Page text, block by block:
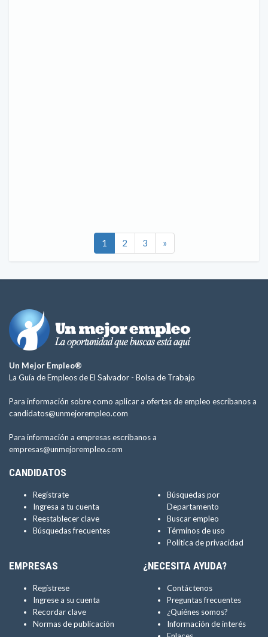
1 2 3 »
Un Mejor Empleo®
La Guía de Empleos de El Salvador - Bolsa de Trabajo
Para información sobre como aplicar a ofertas de empleo escríbanos a
candidatos@unmejorempleo.com
Para información a empresas escríbanos a
empresas@unmejorempleo.com
CANDIDATOS
Regístrate
Ingresa a tu cuenta
Reestablecer clave
Búsquedas frecuentes
Búsquedas por
Departamento
Buscar empleo
Términos de uso
Política de privacidad
EMPRESAS
Regístrese
Ingrese a su cuenta
Recordar clave
Normas de publicación
¿NECESITA AYUDA?
Contáctenos
Preguntas frecuentes
¿Quiénes somos?
Información de interés